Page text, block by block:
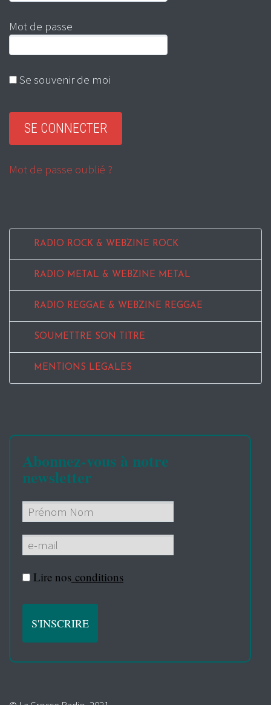
Mot de passe
Se souvenir de moi
Mot de passe oublié ?
RADIO ROCK & WEBZINE ROCK
RADIO METAL & WEBZINE METAL
RADIO REGGAE & WEBZINE REGGAE
SOUMETTRE SON TITRE
MENTIONS LEGALES
Abonnez-vous à notre
newsletter
Lire nos conditions